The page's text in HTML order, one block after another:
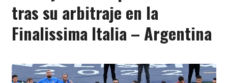
tras su arbitraje en la
Finalissima Italia – Argentina